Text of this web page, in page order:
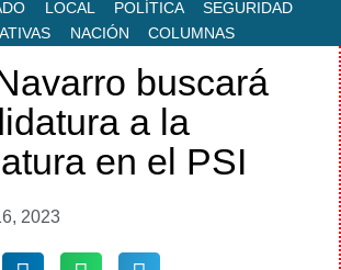
LOCAL POLÍTICA
SEGURIDAD
NACIÓN COLUMNAS
buscará
a la
en el PSI
2023